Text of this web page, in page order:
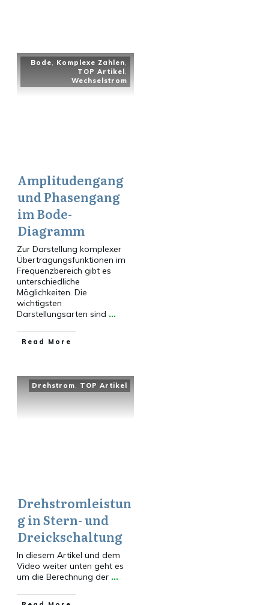
Bode, Komplexe Zahlen,
TOP Artikel ,
Wechselstrom
Amplitudengang
und Phasengang
im Bode-
Diagramm
Zur Darstellung komplexer
Übertragungsfunktionen im
Frequenzbereich gibt es
unterschiedliche
Möglichkeiten. Die
wichtigsten
Darstellungsarten sind ...
​Read More
Drehstrom, TOP Artikel
Drehstromleistun
g in Stern- und
Dreickschaltung
In diesem Artikel und dem
Video weiter unten geht es
um die Berechnung der ...